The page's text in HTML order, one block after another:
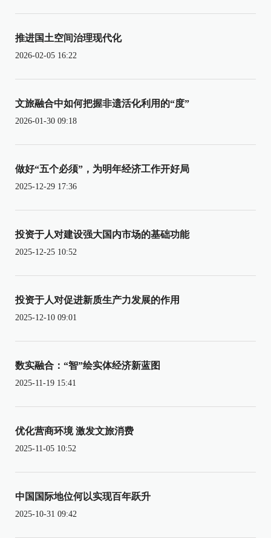
推进国土空间治理现代化
2026-02-05 16:22
文旅融合中如何把握非遗活化利用的“度”
2026-01-30 09:18
做好“五个必须”，为明年经济工作开好局
2025-12-29 17:36
投资于人对建设强大国内市场的基础功能
2025-12-25 10:52
投资于人对促进新质生产力发展的作用
2025-12-10 09:01
数实融合：“智”绘实体经济新蓝图
2025-11-19 15:41
优化营商环境 激发文旅消费
2025-11-05 10:52
中国国际地位何以实现百年跃升
2025-10-31 09:42